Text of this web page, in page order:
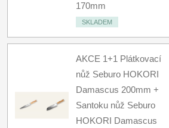
170mm
SKLADEM
AKCE 1+1 Plátkovací
nůž Seburo HOKORI
Damascus 200mm +
Santoku nůž Seburo
HOKORI Damascus